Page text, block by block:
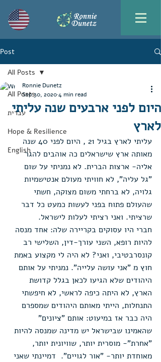
Post
All Posts
עברית
Hope & Resilience
English
All Posts
היום לפני ארבעים שנה עליתי
לארץ
Ronnie Dunetz
Sep 30, 20204 min read
עליתי לארץ בגיל 21 , היום לפני 40 שנה
מאותה ארץ שישראלים כה אוהבים להגר
אליה- ארצות הברית. לא נמניתי על שום
"גל עליה", לא חוויתי מעולם אנטישמיות
גלויה, לא ברחתי משום מצוקה, חשתי
שהעולם פתוח בפני לעשות כמעט כל דבר
שרציתי. ואני רציתי לעלות לישראל.
חברי היו עסוקים בקריירה שלה: אחד מנסה
להיות רופא, השני עורך-דין, השלישי רב
קונסרבטיבי, ואני? לא היה לי מקצוע באמת
חוץ מ "אני עושה עלייה". נמניתי על אותם
היהודים שלא הגיעו לכאן בגלל קדושת
הארץ, לא היתה כיפה לראשי, לא חיפשתי
התנחלות, הייתי מאותם היהודים שמספרם
היה כבר אז במיעוט: אותם "ציונים"
שהאמינו שבישראל יש מדינה שמנסה להיות
"אחרת"- מוסרית יותר, שוויונית יותר,
מאוחדת יותר- "אור לגויים".  דמיינתי שאני